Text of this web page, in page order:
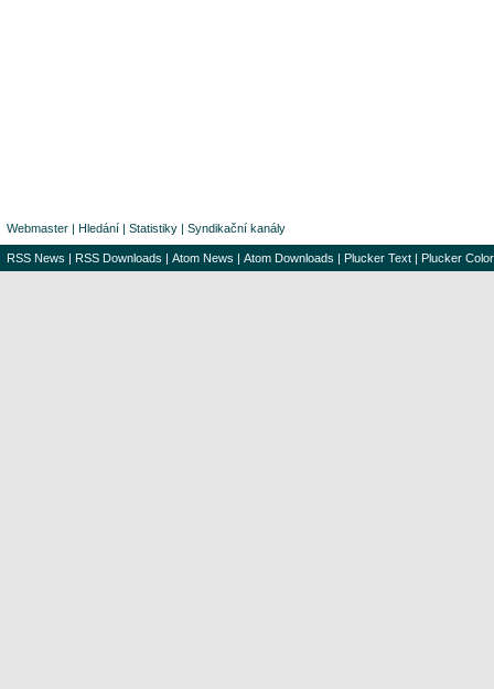
Webmaster | Hledání | Statistiky | Syndikační kanály
RSS News | RSS Downloads | Atom News | Atom Downloads | Plucker Text | Plucker Color